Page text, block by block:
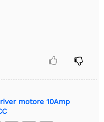
 
motore 10Amp